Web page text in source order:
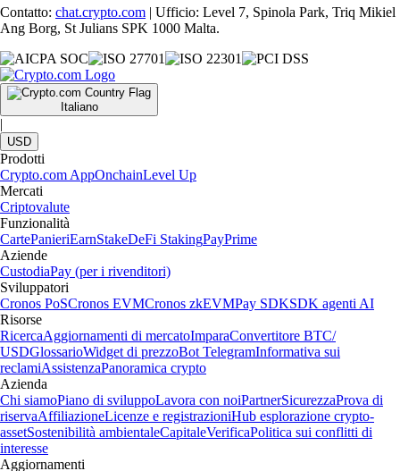
Contatto: chat.crypto.com | Ufficio: Level 7, Spinola Park, Triq Mikiel
Ang Borg, St Julians SPK 1000 Malta.
Italiano
|
USD
Prodotti
Crypto.com AppOnchainLevel Up
Mercati
Criptovalute
Funzionalità
CartePanieriEarnStakeDeFi StakingPayPrime
Aziende
CustodiaPay (per i rivenditori)
Sviluppatori
Cronos PoSCronos EVMCronos zkEVMPay SDKSDK agenti AI
Risorse
RicercaAggiornamenti di mercatoImparaConvertitore BTC/
USDGlossarioWidget di prezzoBot TelegramInformativa sui
reclamiAssistenzaPanoramica crypto
Azienda
Chi siamoPiano di sviluppoLavora con noiPartnerSicurezzaProva di
riservaAffiliazioneLicenze e registrazioniHub esplorazione crypto-
assetSostenibilità ambientaleCapitaleVerificaPolitica sui conflitti di
interesse
Aggiornamenti